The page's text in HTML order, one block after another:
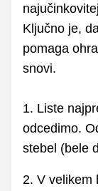
Ključno je,
pomaga
snovi.
1. Liste
odcedimo.
stebel (bele
2. V velikem